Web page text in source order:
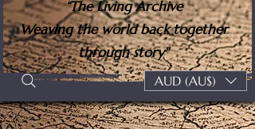
“The Living Archive
Weaving the world back together
through story"
AUD (AU$)